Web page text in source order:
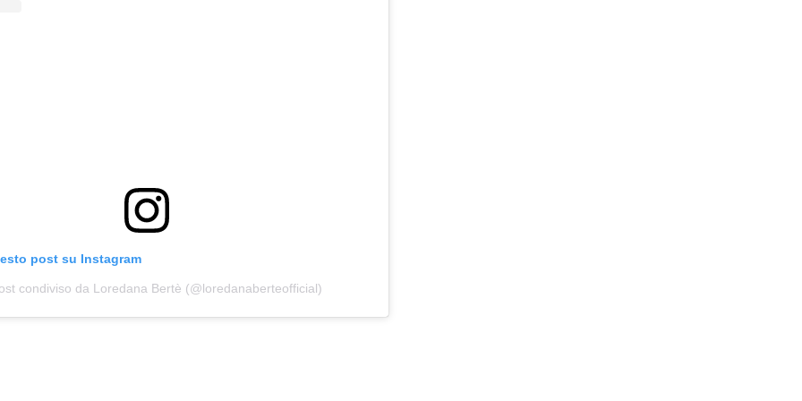
post su Instagram
condiviso da Loredana Bertè (@loredanaberteofficial)